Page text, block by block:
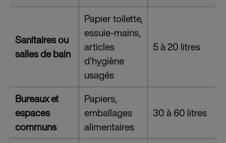
Sanitaires ou
salles de bain
Papier toilette,
essuie-mains,
articles
d’hygiène
usagés
5 à 20 litres
Bureaux et
espaces
communs
Papiers,
emballages
alimentaires
30 à 60 litres